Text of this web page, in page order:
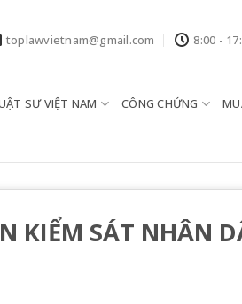
toplawvietnam@gmail.com 8:00 -
SƯ VIỆT NAM CÔNG CHỨNG
KIỂM SÁT NHÂN